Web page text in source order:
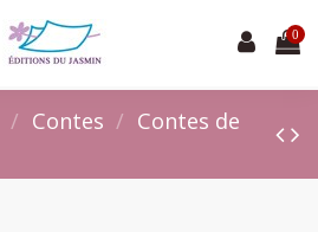
0
Contes
Contes de